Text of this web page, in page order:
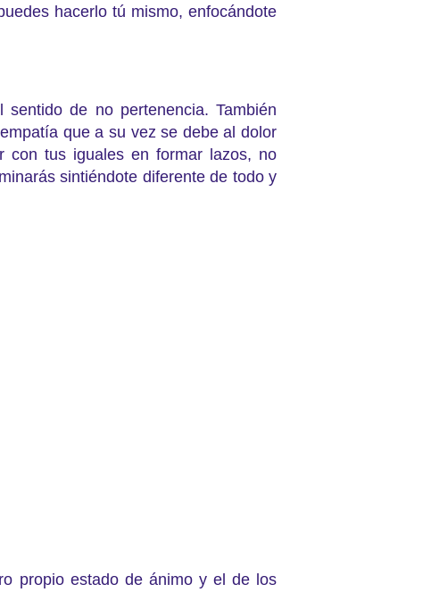
hacerlo tú mismo, enfocándote
de no pertenencia. También
que a su vez se debe al dolor
con tus iguales en formar lazos, no
sintiéndote diferente de todo y
propio estado de ánimo y el de los